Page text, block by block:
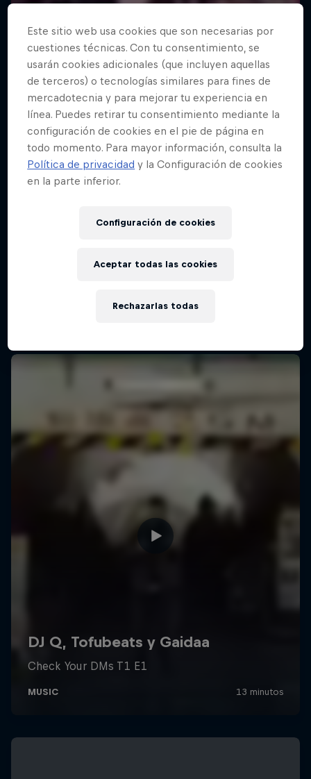
Este sitio web usa cookies que son necesarias por
cuestiones técnicas. Con tu consentimiento, se
usarán cookies adicionales (que incluyen aquellas
de terceros) o tecnologías similares para fines de
mercadotecnia y para mejorar tu experiencia en
línea. Puedes retirar tu consentimiento mediante la
configuración de cookies en el pie de página en
todo momento. Para mayor información, consulta la
Política de privacidad y la Configuración de cookies
en la parte inferior.
Configuración de cookies
Rechazarlas todas
Aceptar todas las cookies